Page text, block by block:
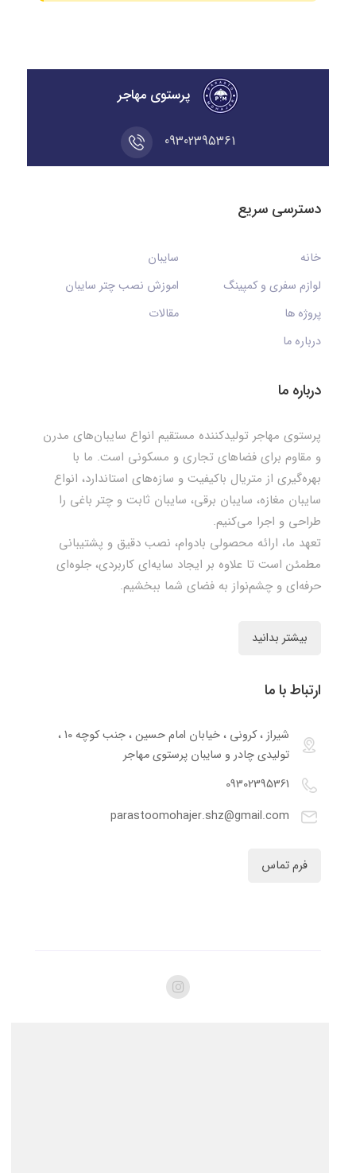
پرستوی مهاجر
09302395361
دسترسی سریع
خانه
سایبان
لوازم سفری و کمپینگ
اموزش نصب چتر سایبان
پروژه ها
مقالات
درباره ما
درباره ما
پرستوی مهاجر تولیدکننده مستقیم انواع سایبان‌های مدرن
و مقاوم برای فضاهای تجاری و مسکونی است. ما با
بهره‌گیری از متریال باکیفیت و سازه‌های استاندارد، انواع
سایبان مغازه، سایبان برقی، سایبان ثابت و چتر باغی را
طراحی و اجرا می‌کنیم.
تعهد ما، ارائه محصولی بادوام، نصب دقیق و پشتیبانی
مطمئن است تا علاوه بر ایجاد سایه‌ای کاربردی، جلوه‌ای
حرفه‌ای و چشم‌نواز به فضای شما ببخشیم.
بیشتر بدانید
ارتباط با ما
شیراز ، کرونی ، خیابان امام حسین ، جنب کوچه 10 ،
تولیدی چادر و سایبان پرستوی مهاجر
09302395361
parastoomohajer.shz@gmail.com
فرم تماس